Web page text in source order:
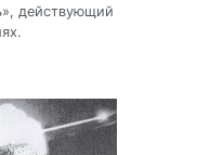
действующий